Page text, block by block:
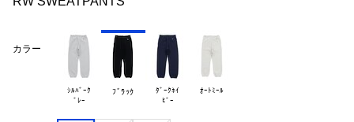
カラー
ｼﾙﾊﾞｰｸ
ﾌﾞﾗｯｸ
ﾀﾞｰｸﾈｲ
ｵｰﾄﾐｰﾙ